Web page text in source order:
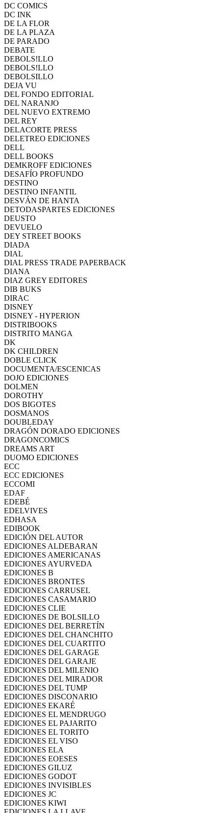
DC COMICS
DC INK
DE LA FLOR
DE LA PLAZA
DE PARADO
DEBATE
DEBOLS!LLO
DEBOLS!LLO
DEBOLSILLO
DEJA VU
DEL FONDO EDITORIAL
DEL NARANJO
DEL NUEVO EXTREMO
DEL REY
DELACORTE PRESS
DELETREO EDICIONES
DELL
DELL BOOKS
DEMKROFF EDICIONES
DESAFÍO PROFUNDO
DESTINO
DESTINO INFANTIL
DESVÁN DE HANTA
DETODASPARTES EDICIONES
DEUSTO
DEVUELO
DEY STREET BOOKS
DIADA
DIAL
DIAL PRESS TRADE PAPERBACK
DIANA
DIAZ GREY EDITORES
DIB BUKS
DIRAC
DISNEY
DISNEY - HYPERION
DISTRIBOOKS
DISTRITO MANGA
DK
DK CHILDREN
DOBLE CLICK
DOCUMENTA/ESCENICAS
DOJO EDICIONES
DOLMEN
DOROTHY
DOS BIGOTES
DOSMANOS
DOUBLEDAY
DRAGÓN DORADO EDICIONES
DRAGONCOMICS
DREAMS ART
DUOMO EDICIONES
ECC
ECC EDICIONES
ECCOMI
EDAF
EDEBÉ
EDELVIVES
EDHASA
EDIBOOK
EDICIÓN DEL AUTOR
EDICIONES ALDEBARAN
EDICIONES AMERICANAS
EDICIONES AYURVEDA
EDICIONES B
EDICIONES BRONTES
EDICIONES CARRUSEL
EDICIONES CASAMARIO
EDICIONES CLIE
EDICIONES DE BOLSILLO
EDICIONES DEL BERRETÍN
EDICIONES DEL CHANCHITO
EDICIONES DEL CUARTITO
EDICIONES DEL GARAGE
EDICIONES DEL GARAJE
EDICIONES DEL MILENIO
EDICIONES DEL MIRADOR
EDICIONES DEL TUMP
EDICIONES DISCONARIO
EDICIONES EKARÉ
EDICIONES EL MENDRUGO
EDICIONES EL PAJARITO
EDICIONES EL TORITO
EDICIONES EL VISO
EDICIONES ELA
EDICIONES EOESES
EDICIONES GILUZ
EDICIONES GODOT
EDICIONES INVISIBLES
EDICIONES JC
EDICIONES KIWI